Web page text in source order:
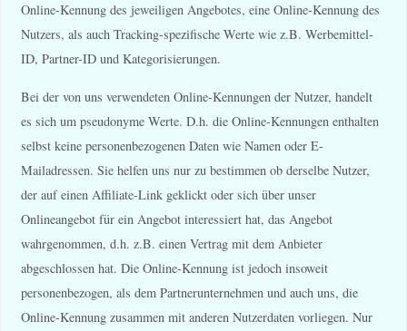
Online-Kennung des jeweiligen Angebotes, eine Online-Kennung des
Nutzers, als auch Tracking-spezifische Werte wie z.B. Werbemittel-
ID, Partner-ID und Kategorisierungen.
Bei der von uns verwendeten Online-Kennungen der Nutzer, handelt
es sich um pseudonyme Werte. D.h. die Online-Kennungen enthalten
selbst keine personenbezogenen Daten wie Namen oder E-
Mailadressen. Sie helfen uns nur zu bestimmen ob derselbe Nutzer,
der auf einen Affiliate-Link geklickt oder sich über unser
Onlineangebot für ein Angebot interessiert hat, das Angebot
wahrgenommen, d.h. z.B. einen Vertrag mit dem Anbieter
abgeschlossen hat. Die Online-Kennung ist jedoch insoweit
personenbezogen, als dem Partnerunternehmen und auch uns, die
Online-Kennung zusammen mit anderen Nutzerdaten vorliegen. Nur